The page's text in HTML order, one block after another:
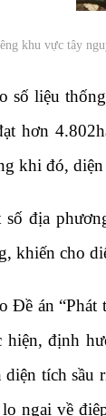
khu vực tây
số liệu
hơn
khi đó, diện
số địa
khiến cho
Đề án
hiện, định
diện tích sầu
ngại về